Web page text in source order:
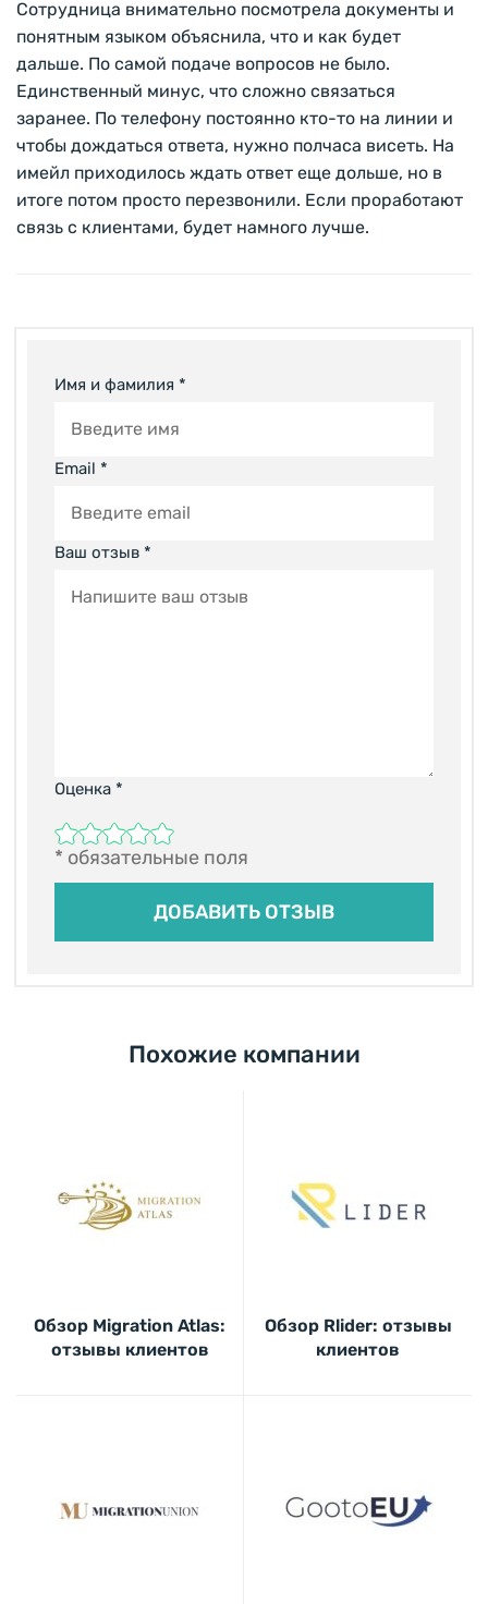
Сотрудница внимательно посмотрела документы и
понятным языком объяснила, что и как будет
дальше. По самой подаче вопросов не было.
Единственный минус, что сложно связаться
заранее. По телефону постоянно кто-то на линии и
чтобы дождаться ответа, нужно полчаса висеть. На
имейл приходилось ждать ответ еще дольше, но в
итоге потом просто перезвонили. Если проработают
связь с клиентами, будет намного лучше.
Ваш отзыв *
* обязательные поля
Оценка *
Имя и фамилия *
Email *
Похожие компании
Обзор Migration Atlas:
отзывы клиентов
Обзор Rlider: отзывы
клиентов